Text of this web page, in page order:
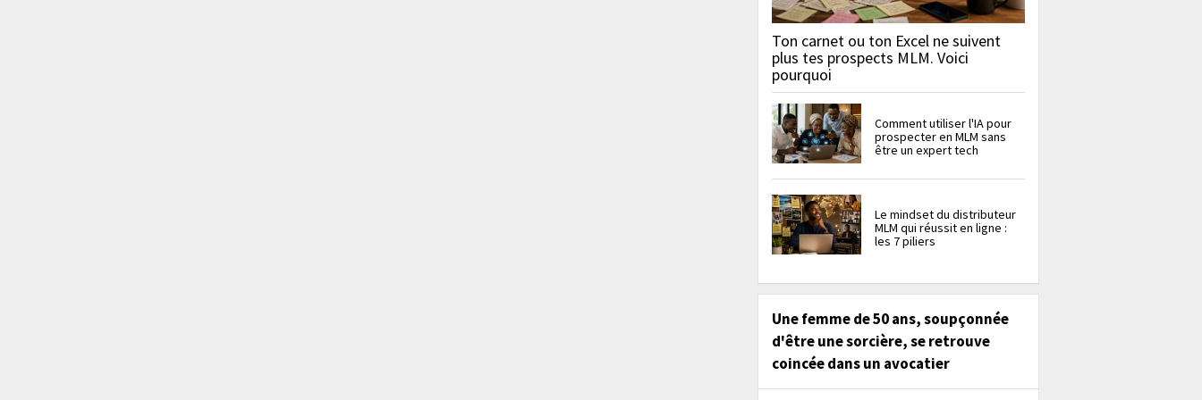
Ton carnet ou ton Excel ne suivent
plus tes prospects MLM. Voici
pourquoi
Comment utiliser l'IA pour
prospecter en MLM sans
être un expert tech
Le mindset du distributeur
MLM qui réussit en ligne :
les 7 piliers
Une femme de 50 ans, soupçonnée
d'être une sorcière, se retrouve
coincée dans un avocatier